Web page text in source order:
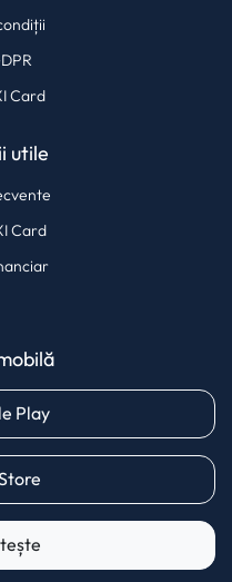
Card
utile
Card
Play(opens in a new tab)